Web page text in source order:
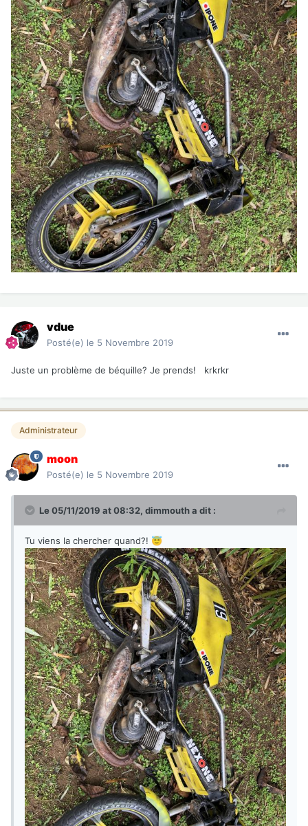
vdue
Posté(e) le 5 Novembre 2019
Juste un problème de béquille? Je prends! krkrkr
Administrateur
moon
Posté(e) le 5 Novembre 2019
Le 05/11/2019 at 08:32, dimmoutha dit :
Tu viens la chercher quand?! 😇